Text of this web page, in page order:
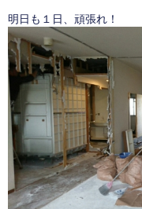
明日も１日、頑張れ！